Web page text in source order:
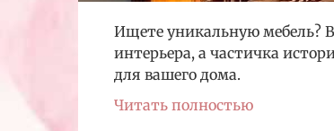
Ищете уникальную мебель?
интерьера, а частичка
для вашего дома.
Читать полностью